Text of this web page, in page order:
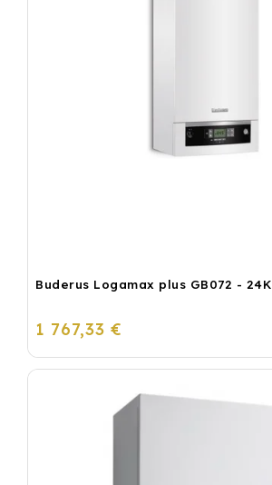
Buderus Logamax plus GB072 - 24K
1 767,33 €